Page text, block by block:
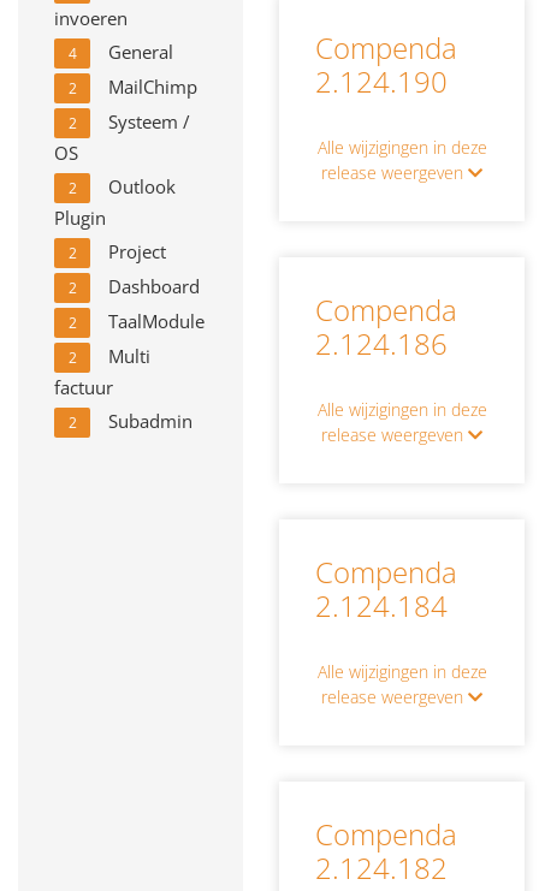
Compenda
2.124.190
Alle wijzigingen in deze
release weergeven
Compenda
2.124.186
Alle wijzigingen in deze
release weergeven
Compenda
2.124.184
Alle wijzigingen in deze
release weergeven
Compenda
2.124.182
invoeren
4 General
2 MailChimp
2
Systeem /
OS
2
Outlook
Plugin
2 Project
2 Dashboard
2 TaalModule
2
Multi
factuur
2 Subadmin